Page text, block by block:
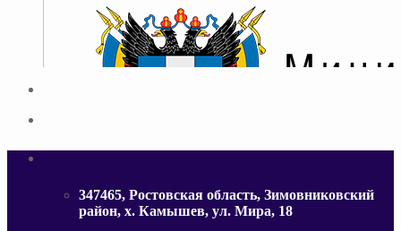
347465, Ростовская область, Зимовниковский
район, х. Камышев, ул. Мира, 18